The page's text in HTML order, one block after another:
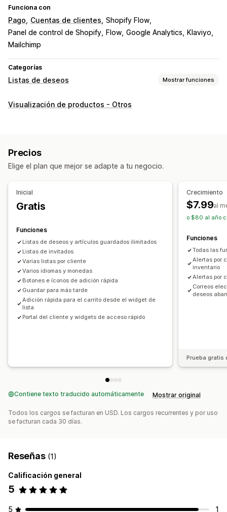
Funciona con
Pago Cuentas de clientes Shopify Flow
Panel de control de Shopify
Flow Google Analytics
Klaviyo
Mailchimp
Categorías
Listas de deseos Mostrar funciones
Tipos de listas
Lista de deseos del invitado
Compartir en redes sociales
Panel de control
Importar y exportar
Personalización
Promoción de marca personalizada
Diseños personalizados
Múltiples idiomas
Visualización de productos - Otros
Precios
Elige el plan que mejor se adapte a tu negocio.
Inicial
Gratis
Funciones
Listas de deseos y artículos guardados ilimitados
Listas de invitados
Varias listas por cliente
Varios idiomas y monedas
Botones e íconos de adición rápida
Guardar para más tarde
Adición rápida para el carrito desde el widget de
lista
Portal del cliente y widgets de acceso rápido
Crecimiento
$7.99al
o $80 al año
Funciones
Todas las
Alertas por
inventario
Alertas por
Correos
deseos
Prueba gratis
Contiene texto traducido automáticamente Mostrar original
Todos los cargos se facturan en USD. Los cargos recurrentes y por uso
se facturan cada 30 días.
Reseñas (1)
Calificación general
5
5 1